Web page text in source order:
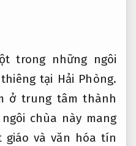
trong những ngôi
tại Hải Phòng.
ở trung tâm thành
ngôi chùa này mang
giáo và văn hóa tín